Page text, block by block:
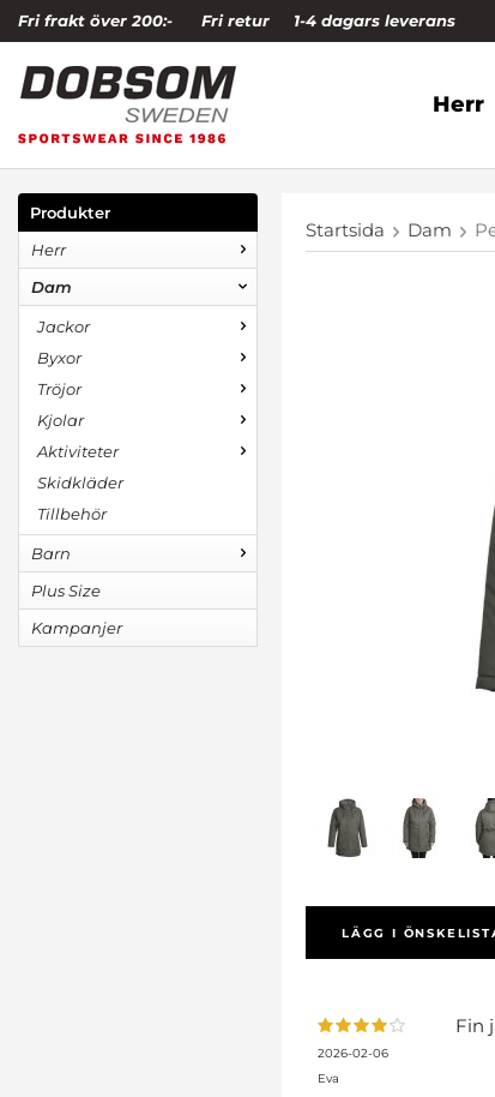
Fri frakt över 200:- Fri retur 1-4 dagars leverans
Herr
Produkter
Herr
Dam
Jackor
Byxor
Tröjor
Kjolar
Aktiviteter
Skidkläder
Tillbehör
Barn
Plus Size
Kampanjer
Startsida Dam
LÄGG I
2026-02-06
Eva
Fin